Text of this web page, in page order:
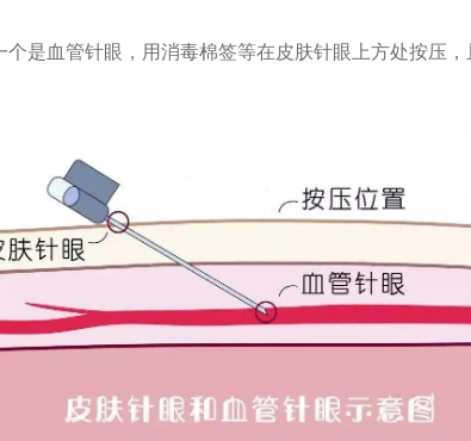
是血管针眼，用消毒棉签等在皮肤针眼上方处按压